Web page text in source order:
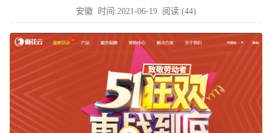
安徽 时间:2021-06-19 阅读:(44)